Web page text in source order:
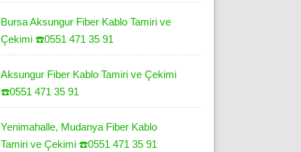
Bursa Aksungur Fiber Kablo Tamiri ve
Çekimi ☎️0551 471 35 91
Aksungur Fiber Kablo Tamiri ve Çekimi
☎️0551 471 35 91
Yenimahalle, Mudanya Fiber Kablo
Tamiri ve Çekimi ☎️0551 471 35 91